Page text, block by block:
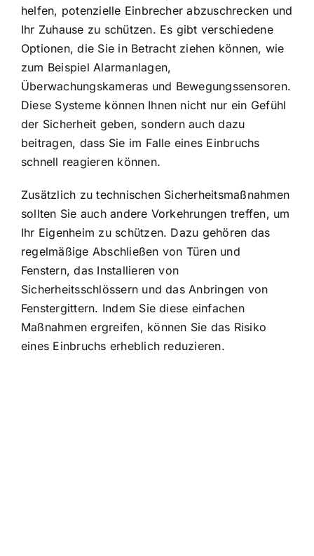
helfen, potenzielle Einbrecher abzuschrecken und
Ihr Zuhause zu schützen. Es gibt verschiedene
Optionen, die Sie in Betracht ziehen können, wie
zum Beispiel Alarmanlagen,
Überwachungskameras und Bewegungssensoren.
Diese Systeme können Ihnen nicht nur ein Gefühl
der Sicherheit geben, sondern auch dazu
beitragen, dass Sie im Falle eines Einbruchs
schnell reagieren können.
Zusätzlich zu technischen Sicherheitsmaßnahmen
sollten Sie auch andere Vorkehrungen treffen, um
Ihr Eigenheim zu schützen. Dazu gehören das
regelmäßige Abschließen von Türen und
Fenstern, das Installieren von
Sicherheitsschlössern und das Anbringen von
Fenstergittern. Indem Sie diese einfachen
Maßnahmen ergreifen, können Sie das Risiko
eines Einbruchs erheblich reduzieren.